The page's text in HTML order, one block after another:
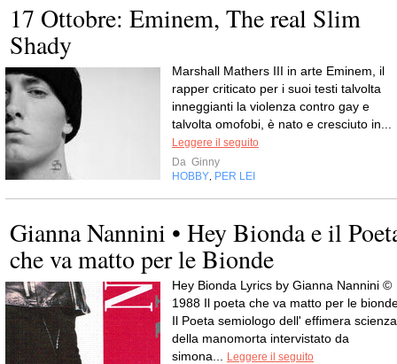
17 Ottobre: Eminem, The real Slim
Shady
Marshall Mathers III in arte Eminem, il
rapper criticato per i suoi testi talvolta
inneggianti la violenza contro gay e
talvolta omofobi, è nato e cresciuto in...
Leggere il seguito
Da Ginny
HOBBY PER LEI
Gianna Nannini • Hey Bionda e il
che va matto per le Bionde
Hey Bionda Lyrics by Gianna Nannini ©
1988 Il poeta che va matto per le
Il Poeta semiologo dell' effimera scienza
della manomorta intervistato da
simona...
Leggere il seguito